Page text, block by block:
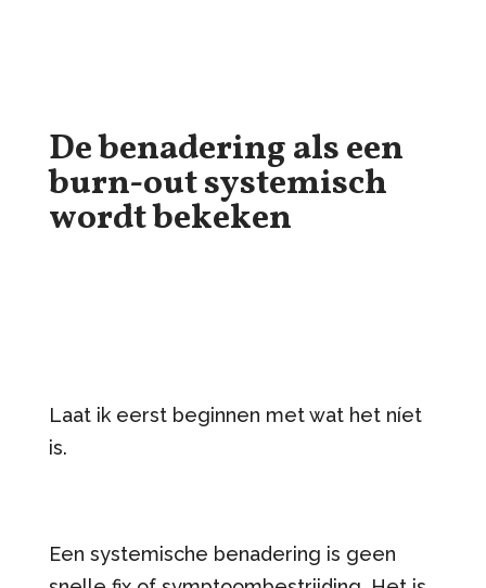
De benadering als een
burn-out systemisch
wordt bekeken
Laat ik eerst beginnen met wat het níet
is.
Een systemische benadering is geen